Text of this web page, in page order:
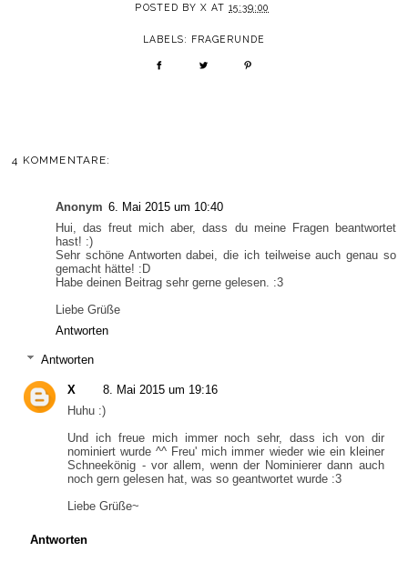
POSTED BY X AT15:39:00
LABELS: FRAGERUNDE
4 KOMMENTARE:
Anonym 6. Mai 2015 um 10:40
Hui, das freut mich aber, dass du meine Fragen beantwortet
hast! :)
Sehr schöne Antworten dabei, die ich teilweise auch genau so
gemacht hätte! :D
Habe deinen Beitrag sehr gerne gelesen. :3
Liebe Grüße
Antworten
Antworten
X
8. Mai 2015 um 19:16
Huhu :)
Und ich freue mich immer noch sehr, dass ich von dir
nominiert wurde ^^ Freu' mich immer wieder wie ein kleiner
Schneekönig - vor allem, wenn der Nominierer dann auch
noch gern gelesen hat, was so geantwortet wurde :3
Liebe Grüße~
Antworten